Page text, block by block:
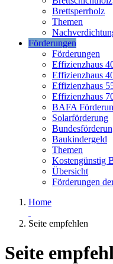
Brettsperrholz
Themen
Förderungen
Förderungen
Effizienzhaus
Effizienzhaus
Effizienzhaus
Effizienzhaus
BAFA
Solarförderung
Baukindergeld
Themen
Kostengünstig
Übersicht
Förderungen
Home
Seite empfehlen
Seite